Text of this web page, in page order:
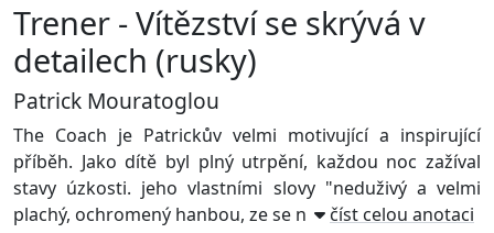
Trener - Vítězství se skrývá v
detailech (rusky)
Patrick Mouratoglou
The Coach je Patrickův velmi motivující a inspirující
příběh. Jako dítě byl plný utrpění, každou noc zažíval
stavy úzkosti. jeho vlastními slovy "neduživý a velmi
plachý, ochromený hanbou, ze se n ... číst celou anotaci